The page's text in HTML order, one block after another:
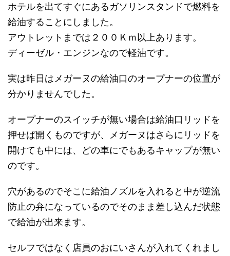
ホテルを出てすぐにあるガソリンスタンドで燃料を
給油することにしました。
アウトレットまでは２００Ｋｍ以上あります。
ディーゼル・エンジンなので軽油です。
実は昨日はメガーヌの給油口のオープナーの位置が
分かりませんでした。
オープナーのスイッチが無い場合は給油口リッドを
押せば開くものですが、メガーヌはさらにリッドを
開けても中には、どの車にでもあるキャップが無い
のです。
穴があるのでそこに給油ノズルを入れると中が逆流
防止の弁になっているのでそのまま差し込んだ状態
で給油が出来ます。
セルフではなく店員のおにいさんが入れてくれまし